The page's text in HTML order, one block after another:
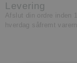
Levering
Afslut din ordre inden
hverdag såfremt